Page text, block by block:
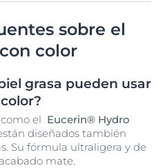
sobre el
color
grasa pueden usar
el Eucerin® Hydro
diseñados también
Su fórmula ultraligera y de
mate.